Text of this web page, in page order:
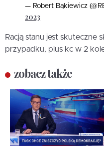
— Robert Bąkiewicz
2023
Racją stanu jest
przypadku, plus kc w 2
zobacz także